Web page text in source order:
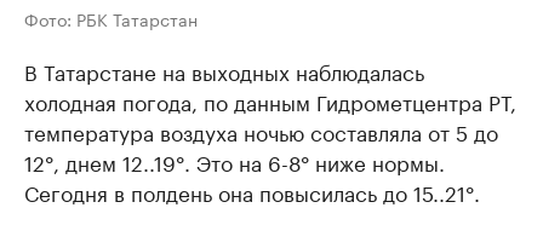
Фото: РБК Татарстан
В Татарстане на выходных наблюдалась
холодная погода, по данным Гидрометцентра РТ,
температура воздуха ночью составляла от 5 до
12°, днем 12..19°. Это на 6-8° ниже нормы.
Сегодня в полдень она повысилась до 15..21°.